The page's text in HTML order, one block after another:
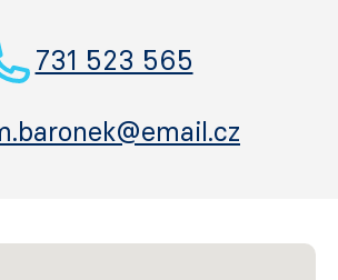
731 523 565